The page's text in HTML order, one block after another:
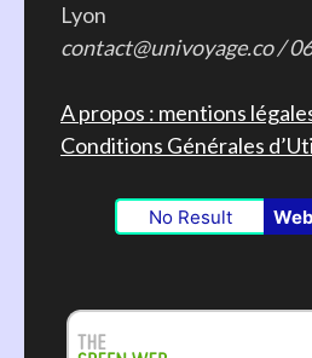
Lyon
contact@univoyage.co /
A propos : mentions
Conditions Générales
No Result